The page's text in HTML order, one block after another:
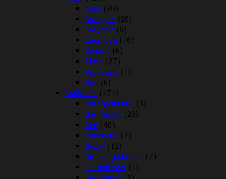
Arion (39)
Chicopee (20)
Easybarf (5)
Eukanuba (16)
Genesis (6)
Mush (27)
Pronature (1)
Rafi (6)
Godbidder (171)
Barf godbidder (3)
Barf Snack (20)
Ben (40)
Benebone (7)
Boxby (12)
Diverse godbidder (7)
Julekalender (1)